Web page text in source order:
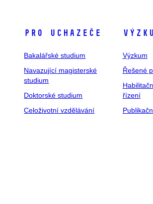
Pro uchazeče
Bakalářské studium
Navazující magisterské
studium
Doktorské studium
Celoživotní vzdělávání
Výzkum
Řešené
řízení